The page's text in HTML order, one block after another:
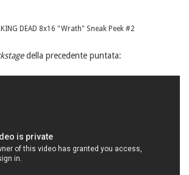
DEAD 8x16 "Wrath" Sneak Peek #2
della precedente puntata: